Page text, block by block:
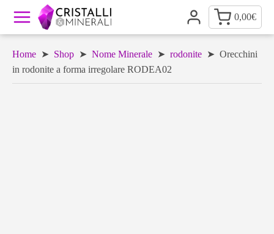
0,00€
Home ➤ Shop ➤ Nome Minerale ➤ rodonite ➤ Orecchini
in rodonite a forma irregolare RODEA02